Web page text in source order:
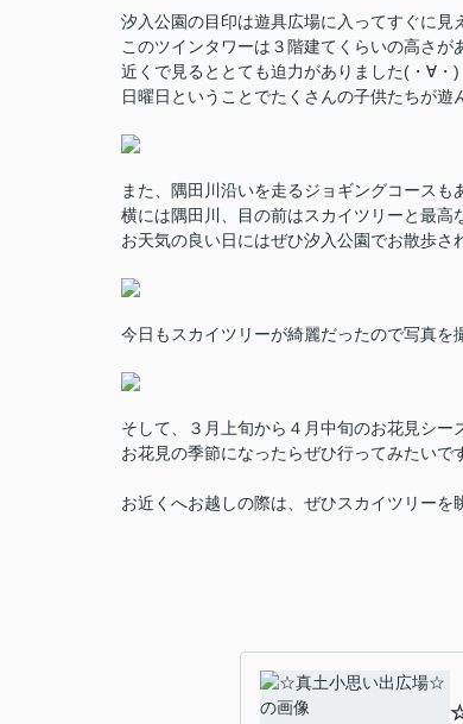
汐入公園の目印は遊具広場に入ってすぐに見
このツインタワーは３階建てくらいの高さが
近くで見るととても迫力がありました(・∀・)
日曜日ということでたくさんの子供たちが遊
また、隅田川沿いを走るジョギングコースも
横には隅田川、目の前はスカイツリーと最高
お天気の良い日にはぜひ汐入公園でお散歩
今日もスカイツリーが綺麗だったので写真を
そして、３月上旬から４月中旬のお花見シ
お花見の季節になったらぜひ行ってみたいで
お近くへお越しの際は、ぜひスカイツリー